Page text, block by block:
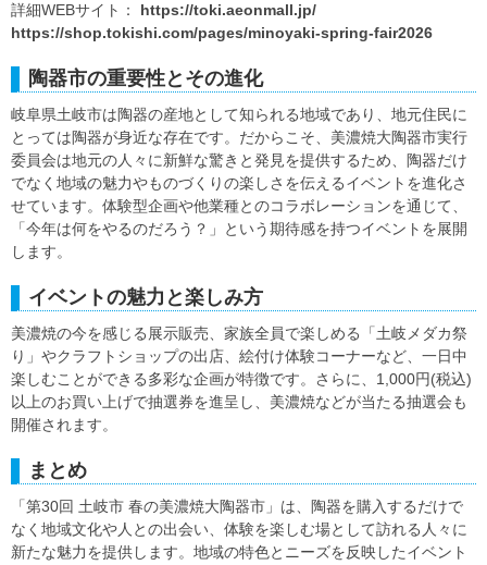
詳細WEBサイト： https://toki.aeonmall.jp/
https://shop.tokishi.com/pages/minoyaki-spring-fair2026
陶器市の重要性とその進化
岐阜県土岐市は陶器の産地として知られる地域であり、地元住民に
とっては陶器が身近な存在です。だからこそ、美濃焼大陶器市実行
委員会は地元の人々に新鮮な驚きと発見を提供するため、陶器だけ
でなく地域の魅力やものづくりの楽しさを伝えるイベントを進化さ
せています。体験型企画や他業種とのコラボレーションを通じて、
「今年は何をやるのだろう？」という期待感を持つイベントを展開
します。
イベントの魅力と楽しみ方
美濃焼の今を感じる展示販売、家族全員で楽しめる「土岐メダカ祭
り」やクラフトショップの出店、絵付け体験コーナーなど、一日中
楽しむことができる多彩な企画が特徴です。さらに、1,000円(税込)
以上のお買い上げで抽選券を進呈し、美濃焼などが当たる抽選会も
開催されます。
まとめ
「第30回 土岐市 春の美濃焼大陶器市」は、陶器を購入するだけで
なく地域文化や人との出会い、体験を楽しむ場として訪れる人々に
新たな魅力を提供します。地域の特色とニーズを反映したイベント